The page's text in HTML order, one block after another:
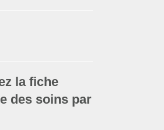
la fiche
des soins par